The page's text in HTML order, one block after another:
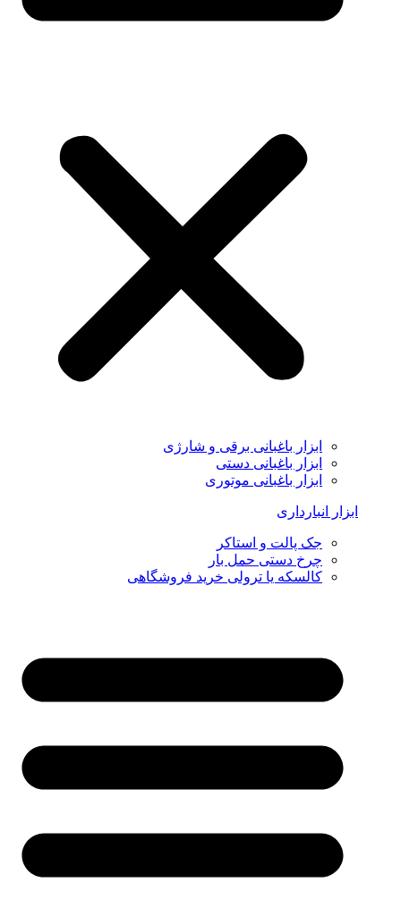
ابزار باغبانی برقی و شارژی
ابزار باغبانی دستی
ابزار باغبانی موتوری
ابزار انبارداری
جک پالت و استاکر
چرخ دستی حمل بار
کالسکه یا ترولی خرید فروشگاهی